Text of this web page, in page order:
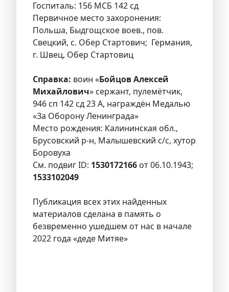
Госпиталь: 156 МСБ 142 сд
Первичное место захоронения:
Польша, Быдгощское воев., пов.
Свецкий, с. Обер Стартович; Германия,
г. Швец, Обер Стартовиц
Справка: воин «Бойцов Алексей
Михайлович» сержант, пулемётчик,
946 сп 142 сд 23 А, награждён Медалью
«За Оборону Ленинграда»
Место рождения: Калининская обл.,
Брусовский р-н, Малышевский с/с, хутор
Боровуха
См. подвиг ID: 1530172166 от 06.10.1943;
1533102049
Публикация всех этих найденных
материалов сделана в память о
безвременно ушедшем от нас в начале
2022 года «деде Митяе»